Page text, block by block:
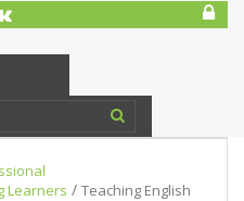
Learners / Teaching English